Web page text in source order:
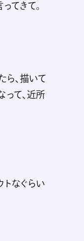
てきて。
ら、描いて
って、近所
トなぐらい